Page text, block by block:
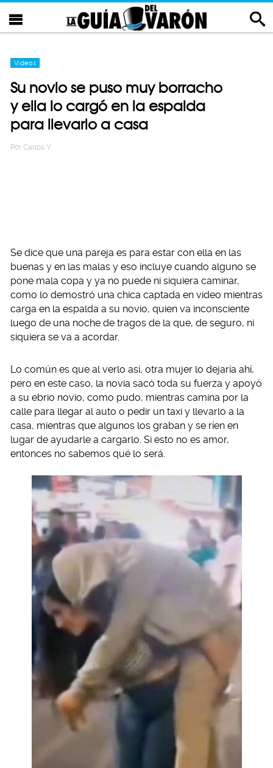
Videos
Su novio se puso muy borracho
y ella lo cargó en la espalda
para llevarlo a casa
Por Carlos Y
Se dice que una pareja es para estar con ella en las
buenas y en las malas y eso incluye cuando alguno se
pone mala copa y ya no puede ni siquiera caminar,
como lo demostró una chica captada en video mientras
carga en la espalda a su novio, quien va inconsciente
luego de una noche de tragos de la que, de seguro, ni
siquiera se va a acordar.
Lo común es que al verlo así, otra mujer lo dejaría ahí,
pero en este caso, la novia sacó toda su fuerza y apoyó
a su ebrio novio, como pudo, mientras camina por la
calle para llegar al auto o pedir un taxi y llevarlo a la
casa, mientras que algunos los graban y se ríen en
lugar de ayudarle a cargarlo. Si esto no es amor,
entonces no sabemos qué lo será.